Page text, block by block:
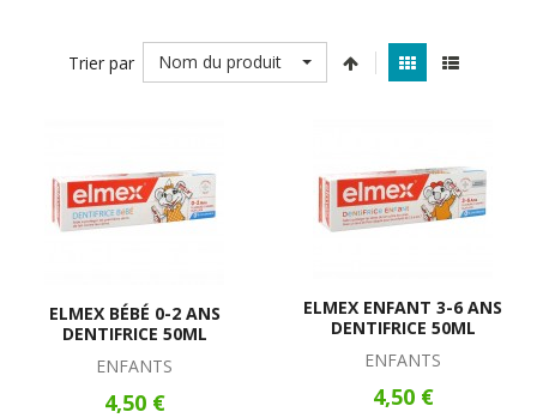
Trier par Nom du produit
ELMEX BÉBÉ 0-2 ANS
DENTIFRICE 50ML
ENFANTS
4,50 €
ELMEX ENFANT 3-6 ANS
DENTIFRICE 50ML
ENFANTS
4,50 €